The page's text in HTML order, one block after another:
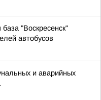
"Воскресенск"
автобусов
и аварийных